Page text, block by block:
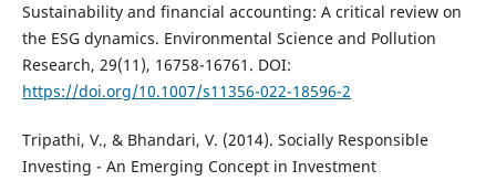
Sustainability and financial accounting: A critical review on
the ESG dynamics. Environmental Science and Pollution
Research, 29(11), 16758-16761. DOI:
https://doi.org/10.1007/s11356-022-18596-2
Tripathi, V., & Bhandari, V. (2014). Socially Responsible
Investing - An Emerging Concept in Investment